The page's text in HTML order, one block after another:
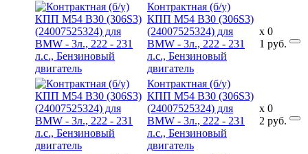
Контрактная (б/у)
КПП M54 B30 (306S3)
(24007525324) для
BMW - 3л., 222 - 231
л.с., Бензиновый
двигатель
x
1
0
руб.
Контрактная (б/у)
КПП M54 B30 (306S3)
(24007525324) для
BMW - 3л., 222 - 231
л.с., Бензиновый
двигатель
x
2
0
руб.